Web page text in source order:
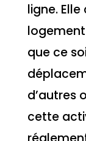
ligne.
que ce
d’autres
cette